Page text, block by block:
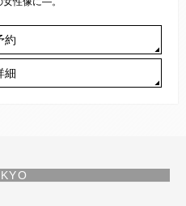
約
細